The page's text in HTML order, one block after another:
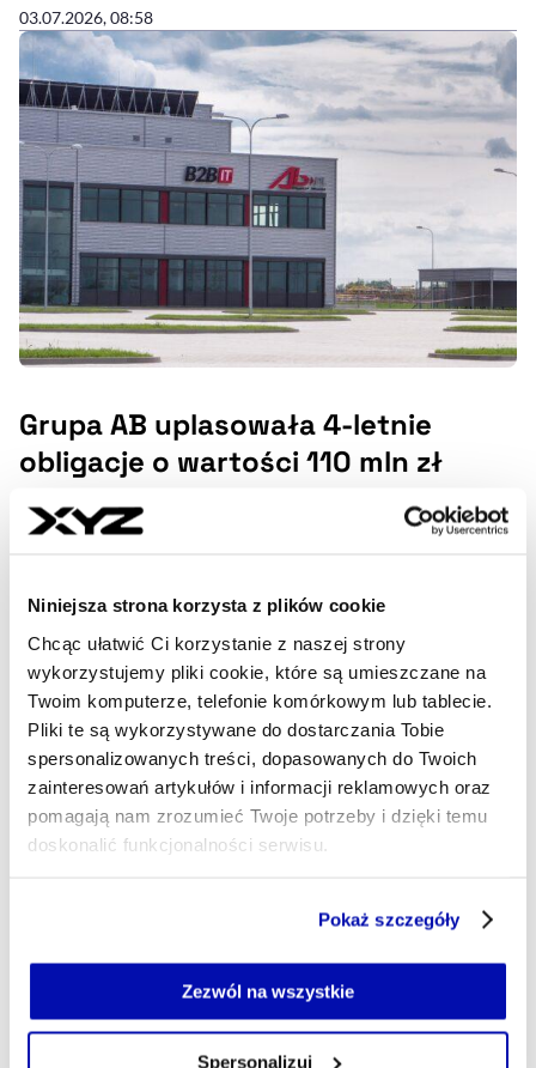
Niniejsza strona korzysta z plików cookie
Chcąc ułatwić Ci korzystanie z naszej strony
wykorzystujemy pliki cookie, które są umieszczane na
Twoim komputerze, telefonie komórkowym lub tablecie.
Pliki te są wykorzystywane do dostarczania Tobie
spersonalizowanych treści, dopasowanych do Twoich
zainteresowań artykułów i informacji reklamowych oraz
pomagają nam zrozumieć Twoje potrzeby i dzięki temu
doskonalić funkcjonalności serwisu.
Jeżeli nie wyrażasz zgody na zapisywanie plików cookie,
możesz łatwo zarządzać swoimi uprawnieniami, np. we
własnej przeglądarce internetowej lub po wybraniu opcji
Pokaż szczegóły
Zezwól na wszystkie
Spersonalizuj
03.07.2026, 08:58
Grupa AB uplasowała 4-letnie
obligacje o wartości 110 mln zł
Grupa AB uplasowała 4-letnie niezabezpieczone
obligacje o wartości 110 mln zł przy oprocentowaniu
MARTYNA MACIUCH
- AUTOR ARTYKUŁU - PROFIL
26.06.2026, 13:04
Obligacje.pl: notowania obligacji
mogą jeszcze rosnąć, jeśli